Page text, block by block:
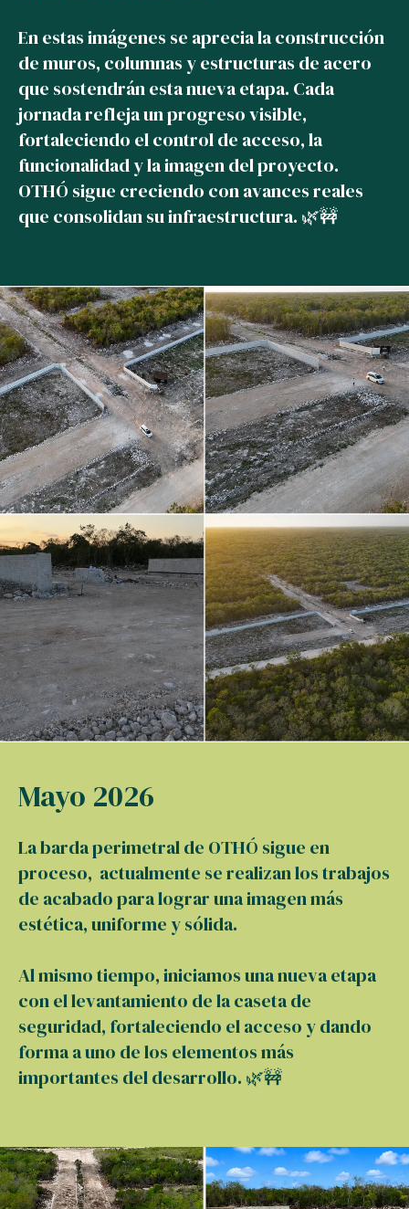
En estas imágenes se aprecia la construcción
de muros, columnas y estructuras de acero
que sostendrán esta nueva etapa. Cada
jornada refleja un progreso visible,
fortaleciendo el control de acceso, la
funcionalidad y la imagen del proyecto.
OTHÓ sigue creciendo con avances reales
que consolidan su infraestructura. 🌿🚧
Mayo 2026
La barda perimetral de OTHÓ sigue en
proceso, actualmente se realizan los trabajos
de acabado para lograr una imagen más
estética, uniforme y sólida.
Al mismo tiempo, iniciamos una nueva etapa
con el levantamiento de la caseta de
seguridad, fortaleciendo el acceso y dando
forma a uno de los elementos más
importantes del desarrollo. 🌿🚧